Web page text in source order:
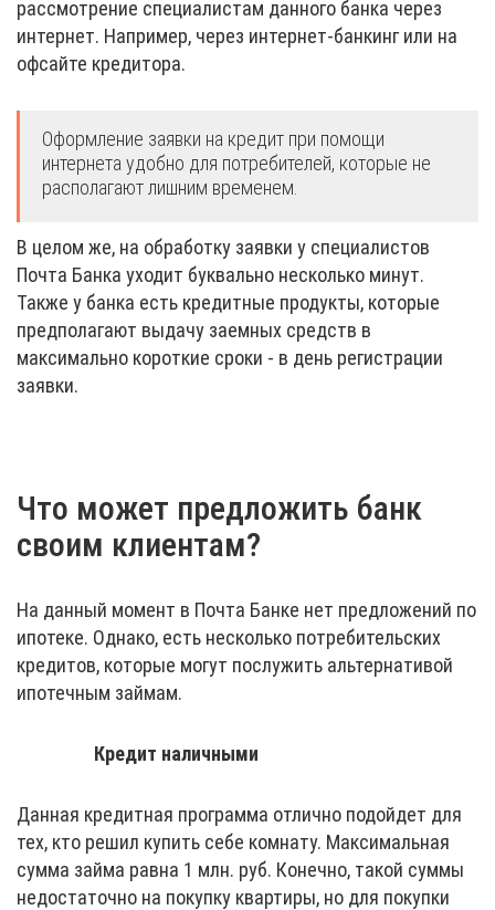
рассмотрение специалистам данного банка через
интернет. Например, через интернет-банкинг или на
офсайте кредитора.
Оформление заявки на кредит при помощи
интернета удобно для потребителей, которые не
располагают лишним временем.
В целом же, на обработку заявки у специалистов
Почта Банка уходит буквально несколько минут.
Также у банка есть кредитные продукты, которые
предполагают выдачу заемных средств в
максимально короткие сроки - в день регистрации
заявки.
Что может предложить банк
своим клиентам?
На данный момент в Почта Банке нет предложений по
ипотеке. Однако, есть несколько потребительских
кредитов, которые могут послужить альтернативой
ипотечным займам.
Кредит наличными
Данная кредитная программа отлично подойдет для
тех, кто решил купить себе комнату. Максимальная
сумма займа равна 1 млн. руб. Конечно, такой суммы
недостаточно на покупку квартиры, но для покупки